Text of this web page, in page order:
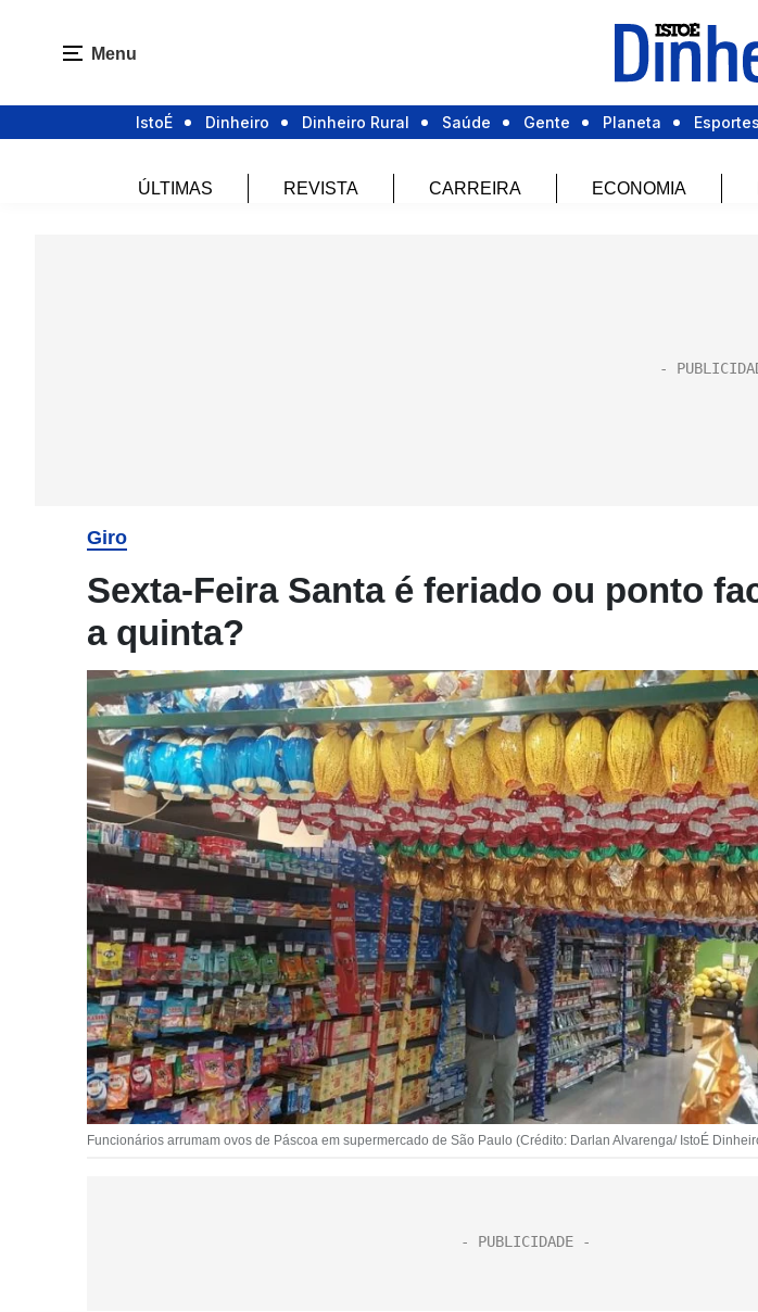
Menu
IstoÉ Dinheiro Dinheiro Rural Saúde Gente Planeta Esportes
ÚLTIMAS REVISTA CARREIRA ECONOMIA
Giro
Sexta-Feira Santa é feriado ou ponto
a quinta?
Funcionários arrumam ovos de Páscoa em supermercado de São Paulo (Crédito: Darlan Alvarenga/ IstoÉ